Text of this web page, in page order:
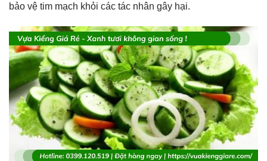
bảo vệ tim mạch khỏi các tác nhân gây hại.